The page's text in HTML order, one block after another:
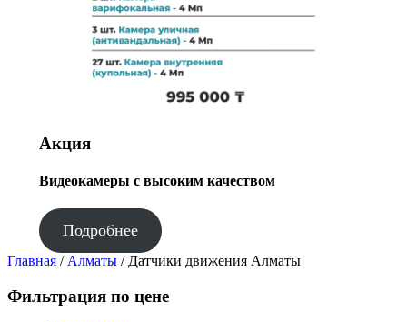
Акция
Видеокамеры с высоким качеством
Подробнее
Главная / Алматы / Датчики движения Алматы
Фильтрация по цене